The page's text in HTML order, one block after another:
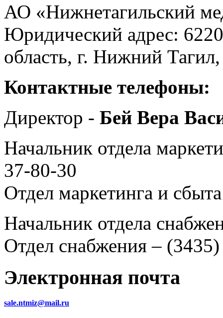
АО «Нижнетагильский
Юридический адрес:
область, г. Нижний
Контактные телефоны:
Директор - Бей Вера
Начальник отдела
37-80-30
Отдел маркетинга и
Начальник отдела
Отдел снабжения –
Электронная почта
sale.ntmiz@mail.ru